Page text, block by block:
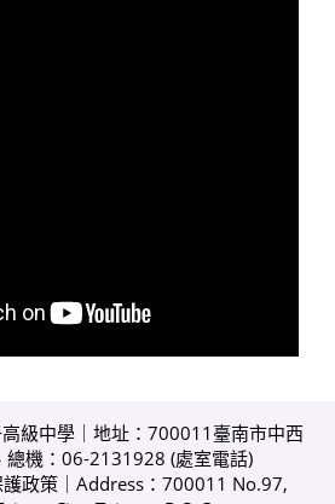
級中學｜地址：700011臺南市中西
總機：06-2131928 (處室電話)
政策 ｜Address：700011 No.97,